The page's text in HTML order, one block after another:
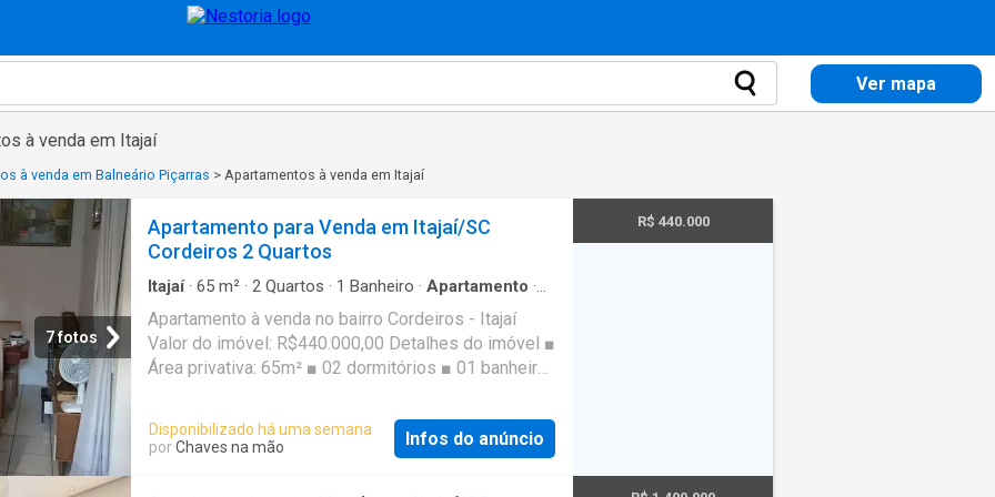
Ver mapa
à venda em Itajaí
à venda em Balneário Piçarras > Apartamentos à venda em Itajaí
7 fotos
Apartamento para Venda em Itajaí/SC
Cordeiros 2 Quartos
Itajaí · 65 m² · 2 Quartos · 1 Banheiro · Apartamento ·
verde
Apartamento à venda no bairro Cordeiros - Itajaí
Valor do imóvel: R$440.000,00 Detalhes do imóvel ■
Área privativa: 65m² ■ 02 dormitórios ■ 01 banheiro
Infraestrutura ■ Playground ■ Área verde luz imóvel
CRECI 9666J Referência: 564
Disponibilizado há uma semana
porChaves na mão Infos do anúncio
R$ 440.000